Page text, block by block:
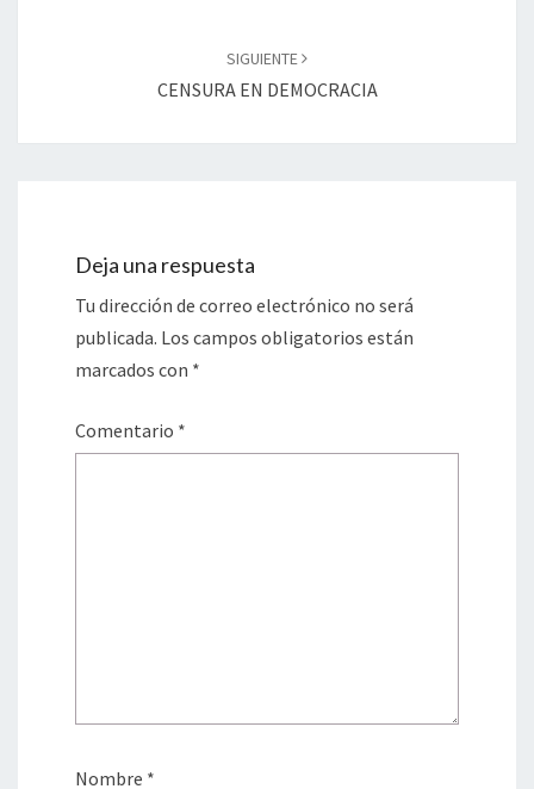
SIGUIENTE
CENSURA EN DEMOCRACIA
Deja una respuesta
Tu dirección de correo electrónico no será
publicada. Los campos obligatorios están
marcados con *
Comentario *
Nombre *